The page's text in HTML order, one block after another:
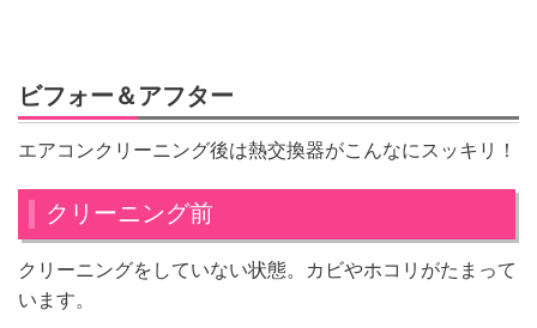
ビフォー＆アフター
エアコンクリーニング後は熱交換器がこんなにスッキリ！
クリーニング前
クリーニングをしていない状態。カビやホコリがたまって
います。